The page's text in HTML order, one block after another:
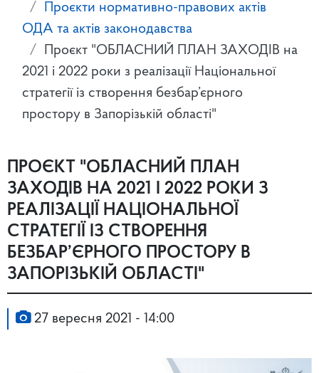
Проєкти нормативно-правових актів
ОДА та актів законодавства
Проєкт "ОБЛАСНИЙ ПЛАН ЗАХОДІВ на
2021 і 2022 роки з реалізації Національної
стратегії із створення безбар’єрного
простору в Запорізькій області"
ПРОЄКТ "ОБЛАСНИЙ ПЛАН
ЗАХОДІВ НА 2021 І 2022 РОКИ З
РЕАЛІЗАЦІЇ НАЦІОНАЛЬНОЇ
СТРАТЕГІЇ ІЗ СТВОРЕННЯ
БЕЗБАР’ЄРНОГО ПРОСТОРУ В
ЗАПОРІЗЬКІЙ ОБЛАСТІ"
27 вересня 2021 - 14:00